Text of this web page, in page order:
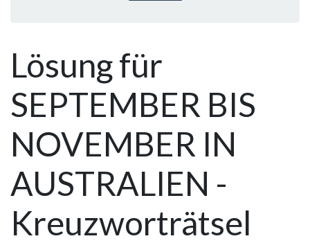
Lösung für
SEPTEMBER BIS
NOVEMBER IN
AUSTRALIEN -
Kreuzworträtsel